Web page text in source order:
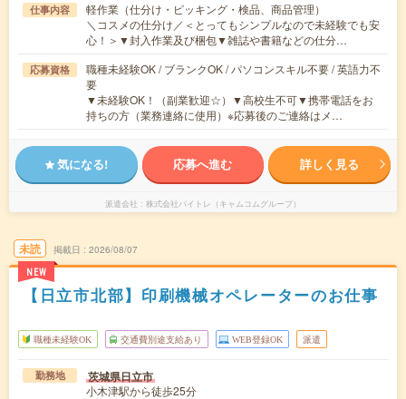
仕事内容
軽作業（仕分け・ピッキング・検品、商品管理）
＼コスメの仕分け／＜とってもシンプルなので未経験でも安
心！＞▼封入作業及び梱包▼雑誌や書籍などの仕分…
応募資格
職種未経験OK / ブランクOK / パソコンスキル不要 / 英語力不
要
▼未経験OK！（副業歓迎☆）▼高校生不可▼携帯電話をお
持ちの方（業務連絡に使用）※応募後のご連絡はメ…
気になる! 応募へ進む 詳しく見る
派遣会社 株式会社バイトレ（キャムコムグループ）
未読
NEW
掲載日 2026/08/07
【日立市北部】印刷機械オペレーターのお仕事
職種未経験OK 交通費別途支給あり WEB登録OK 派遣
勤務地 茨城県日立市
小木津駅から徒歩25分